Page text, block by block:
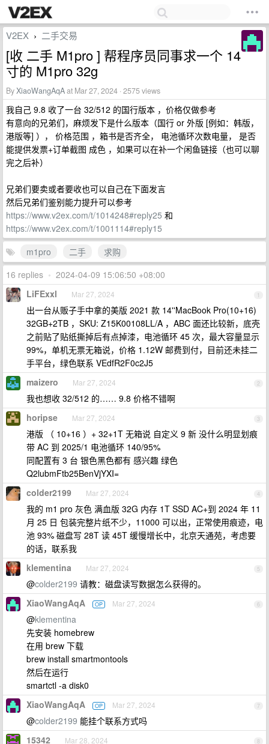
V2EX › 二手交易
[收 二手 M1pro ] 帮程序员同事求一个 14
寸的 M1pro 32g
ByXiaoWangAqAat Mar 27, 2024 · 2575 views
我自己 9.8 收了一台 32/512 的国行版本 ，价格仅做参考
有意向的兄弟们，麻烦发下是什么版本（国行 or 外版 [例如：韩版，
港版等] ）， 价格范围 ，箱书是否齐全， 电池循环次数电量， 是否
能提供发票+订单截图 成色 ，如果可以在补一个闲鱼链接（也可以聊
完之后补）
兄弟们要卖或者要收也可以自己在下面发言
然后兄弟们鉴别能力提升可以参考
https://www.v2ex.com/t/1014248#reply25 和
https://www.v2ex.com/t/1001114#reply15
m1pro
二手
求购
16 replies • 2024-04-09 15:06:50 +08:00
1
LiFExxl Mar 27, 2024
出一台从贩子手中拿的美版 2021 款 14''MacBook Pro(10+16)
32GB+2TB ，SKU: Z15K00108LL/A ，ABC 面还比较新，底壳
之前贴了贴纸撕掉后有点掉漆，电池循环 45 次，最大容量显示
99%，单机无票无箱说，价格 1.12W 邮费到付，目前还未挂二
手平台，绿色联系 VEdfR2F0c2J5
2
maizero Mar 27, 2024
我也想收 32/512 的…… 9.8 价格不错啊
3
horipse Mar 27, 2024
港版 （ 10+16 ）+ 32+1T 无箱说 自定义 9 新 没什么明显划痕
带 AC 到 2025/1 电池循环 140/95%
同配置有 3 台 银色黑色都有 感兴趣 绿色
Q2lubmFtb25BenVjYXI=
4
colder2199 Mar 27, 2024
我的 m1 pro 灰色 满血版 32G 内存 1T SSD AC+到 2024 年 11
月 25 日 包装完整片纸不少，11000 可以出，正常使用痕迹，电
池 93% 磁盘写 28T 读 45T 缓慢增长中，北京天通苑，考虑要
的话，联系我
5
klementina Mar 27, 2024
@colder2199 请教：磁盘读写数据怎么获得的。
6
XiaoWangAqA OP Mar 27, 2024
@klementina
先安装 homebrew
在用 brew 下载
brew install smartmontools
然后在运行
smartctl -a disk0
7
XiaoWangAqA OP Mar 27, 2024
@colder2199 能挂个联系方式吗
8
15342 Mar 28, 2024